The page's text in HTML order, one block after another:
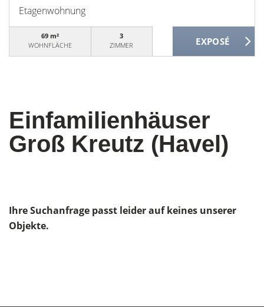
Etagenwohnung
69 m²
WOHNFLÄCHE
3
ZIMMER
Einfamilienhäuser
Groß Kreutz (Havel)
Ihre Suchanfrage passt leider auf keines unserer
Objekte.